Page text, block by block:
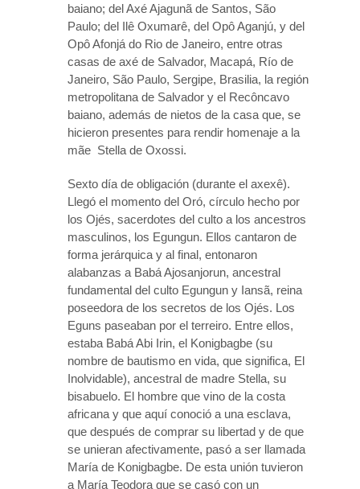
baiano; del Axé Ajagunã de Santos, São
Paulo; del Ilê Oxumarê, del Opô Aganjú, y del
Opô Afonjá do Rio de Janeiro, entre otras
casas de axé de Salvador, Macapá, Río de
Janeiro, São Paulo, Sergipe, Brasilia, la región
metropolitana de Salvador y el Recôncavo
baiano, además de nietos de la casa que, se
hicieron presentes para rendir homenaje a la
mãe Stella de Oxossi.
Sexto día de obligación (durante el axexê).
Llegó el momento del Oró, círculo hecho por
los Ojés, sacerdotes del culto a los ancestros
masculinos, los Egungun. Ellos cantaron de
forma jerárquica y al final, entonaron
alabanzas a Babá Ajosanjorun, ancestral
fundamental del culto Egungun y Iansã, reina
poseedora de los secretos de los Ojés. Los
Eguns paseaban por el terreiro. Entre ellos,
estaba Babá Abi Irin, el Konigbagbe (su
nombre de bautismo en vida, que significa, El
Inolvidable), ancestral de madre Stella, su
bisabuelo. El hombre que vino de la costa
africana y que aquí conoció a una esclava,
que después de comprar su libertad y de que
se unieran afectivamente, pasó a ser llamada
María de Konigbagbe. De esta unión tuvieron
a María Teodora que se casó con un